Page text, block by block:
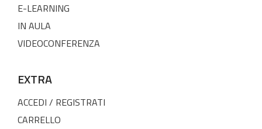
E-LEARNING
IN AULA
VIDEOCONFERENZA
EXTRA
ACCEDI / REGISTRATI
CARRELLO